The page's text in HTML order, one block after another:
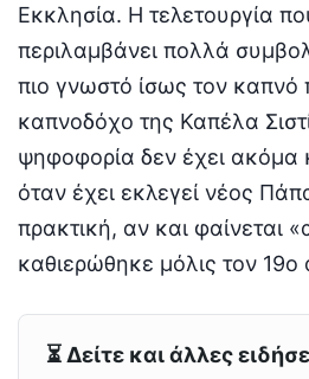
Εκκλησία. Η τελετουργία
περιλαμβάνει πολλά
πιο γνωστό ίσως τον καπνό
καπνοδόχο της Καπέλα
ψηφοφορία δεν έχει ακόμα
όταν έχει εκλεγεί νέος
πρακτική, αν και φαίνεται
καθιερώθηκε μόλις τον 19ο
⏳ Δείτε και άλλες